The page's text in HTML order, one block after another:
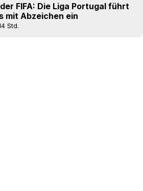
FIFA: Die Liga Portugal führt
mit Abzeichen ein
Std.